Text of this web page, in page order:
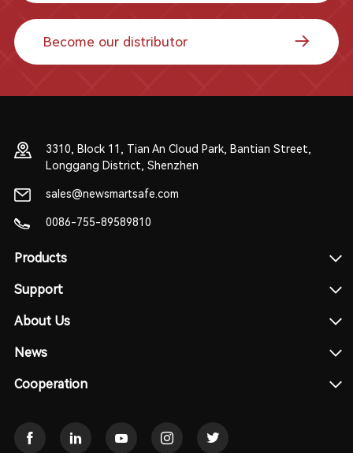
Become our distributor
3310, Block 11, Tian An Cloud Park, Bantian Street,
Longgang District, Shenzhen
sales@newsmartsafe.com
0086-755-89589810
Products
Support
About Us
News
Cooperation